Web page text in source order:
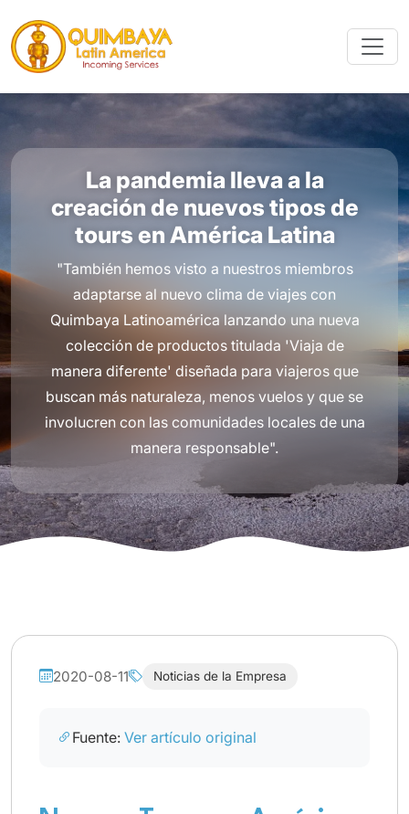
La pandemia lleva a la
creación de nuevos tipos de
tours en América Latina
"También hemos visto a nuestros miembros
adaptarse al nuevo clima de viajes con
Quimbaya Latinoamérica lanzando una nueva
colección de productos titulada 'Viaja de
manera diferente' diseñada para viajeros que
buscan más naturaleza, menos vuelos y que se
involucren con las comunidades locales de una
manera responsable".
2020-08-11 Noticias de la Empresa
Fuente: Ver artículo original